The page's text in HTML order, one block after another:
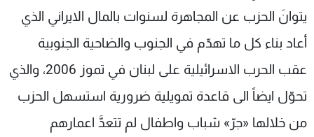
يتوانَ الحزب عن المجاهرة لسنوات بالمال الايراني الذي
أعاد بناء كل ما تهدّم في الجنوب والضاحية الجنوبية
عقب الحرب الاسرائيلية على لبنان في تموز 2006، والذي
تحوّل ايضاً الى قاعدة تمويلية ضرورية استسهل الحزب
من خلالها «جرّ» شباب واطفال لم تتعدَّ اعمارهم